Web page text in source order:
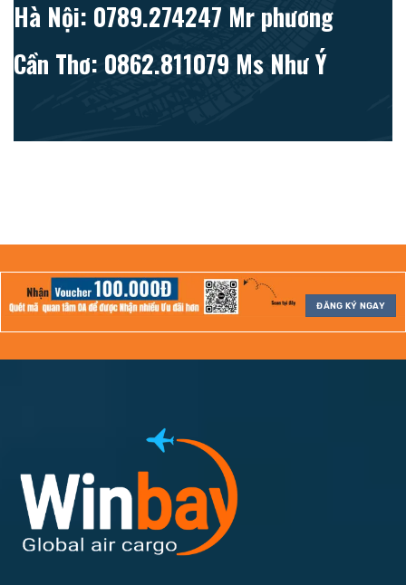
Hà Nội: 0789.274247 Mr phương
Cần Thơ: 0862.811079 Ms Như Ý
ĐĂNG KÝ NGAY